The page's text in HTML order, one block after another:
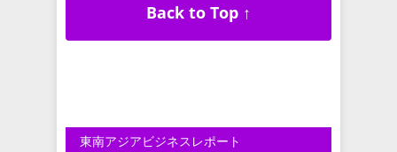
Back to Top ↑
東南アジアビジネスレポート